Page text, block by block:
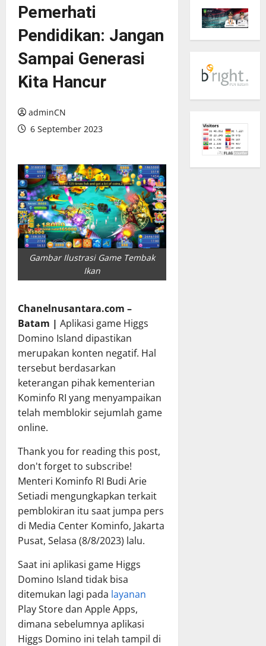
Pemerhati
Pendidikan: Jangan
Sampai Generasi
Kita Hancur
adminCN
6 September 2023
Gambar Ilustrasi Game Tembak
Ikan
Chanelnusantara.com –
Batam | Aplikasi game Higgs
Domino Island dipastikan
merupakan konten negatif. Hal
tersebut berdasarkan
keterangan pihak kementerian
Kominfo RI yang menyampaikan
telah memblokir sejumlah game
online.
Thank you for reading this post,
don't forget to subscribe!
Menteri Kominfo RI Budi Arie
Setiadi mengungkapkan terkait
pemblokiran itu saat jumpa pers
di Media Center Kominfo, Jakarta
Pusat, Selasa (8/8/2023) lalu.
Saat ini aplikasi game Higgs
Domino Island tidak bisa
ditemukan lagi pada layanan
Play Store dan Apple Apps,
dimana sebelumnya aplikasi
Higgs Domino ini telah tampil di